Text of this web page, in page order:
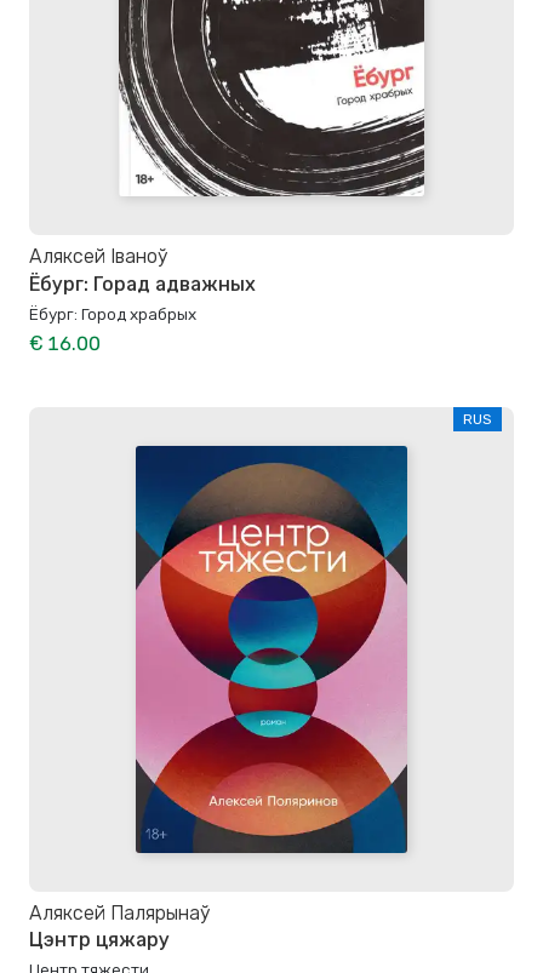
Аляксей Іваноў
Ёбург: Горад адважных
Ёбург: Город храбрых
€ 16.00
RUS
Аляксей Палярынаў
Цэнтр цяжару